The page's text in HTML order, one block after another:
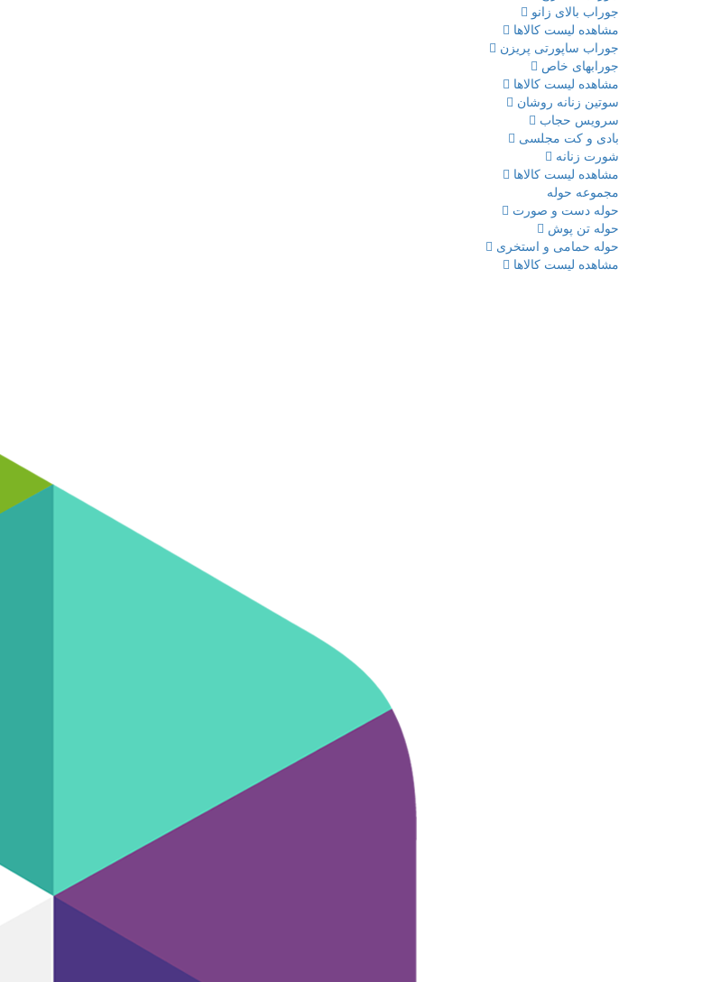
جوراب بالای زانو
مشاهده لیست کالاها
جوراب ساپورتی پریزن
جورابهای خاص
مشاهده لیست کالاها
سوتین زنانه روشان
سرویس حجاب
بادی و کت مجلسی
شورت زنانه
مشاهده لیست کالاها
مجموعه حوله
حوله دست و صورت
حوله تن پوش
حوله حمامی و استخری
مشاهده لیست کالاها